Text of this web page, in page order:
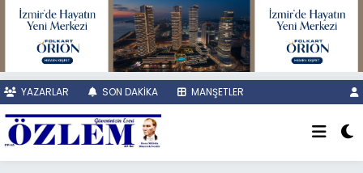
YAZARLAR SON DAKİKA MANŞETLER